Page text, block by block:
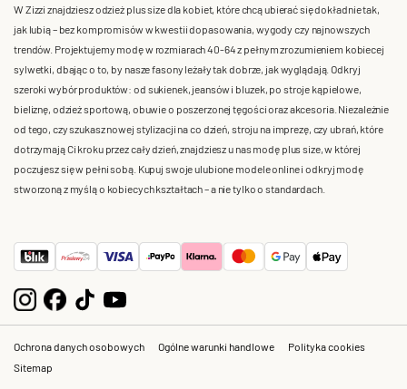
W Zizzi znajdziesz odzież plus size dla kobiet, które chcą ubierać się dokładnie tak,
jak lubią – bez kompromisów w kwestii dopasowania, wygody czy najnowszych
trendów. Projektujemy modę w rozmiarach 40-64 z pełnym zrozumieniem kobiecej
sylwetki, dbając o to, by nasze fasony leżały tak dobrze, jak wyglądają. Odkryj
szeroki wybór produktów: od sukienek, jeansów i bluzek, po stroje kąpielowe,
bieliznę, odzież sportową, obuwie o poszerzonej tęgości oraz akcesoria. Niezależnie
od tego, czy szukasz nowej stylizacji na co dzień, stroju na imprezę, czy ubrań, które
dotrzymają Ci kroku przez cały dzień, znajdziesz u nas modę plus size, w której
poczujesz się w pełni sobą. Kupuj swoje ulubione modele online i odkryj modę
stworzoną z myślą o kobiecych kształtach – a nie tylko o standardach.
Ochrona danych osobowych Ogólne warunki handlowe
Polityka cookies
Sitemap